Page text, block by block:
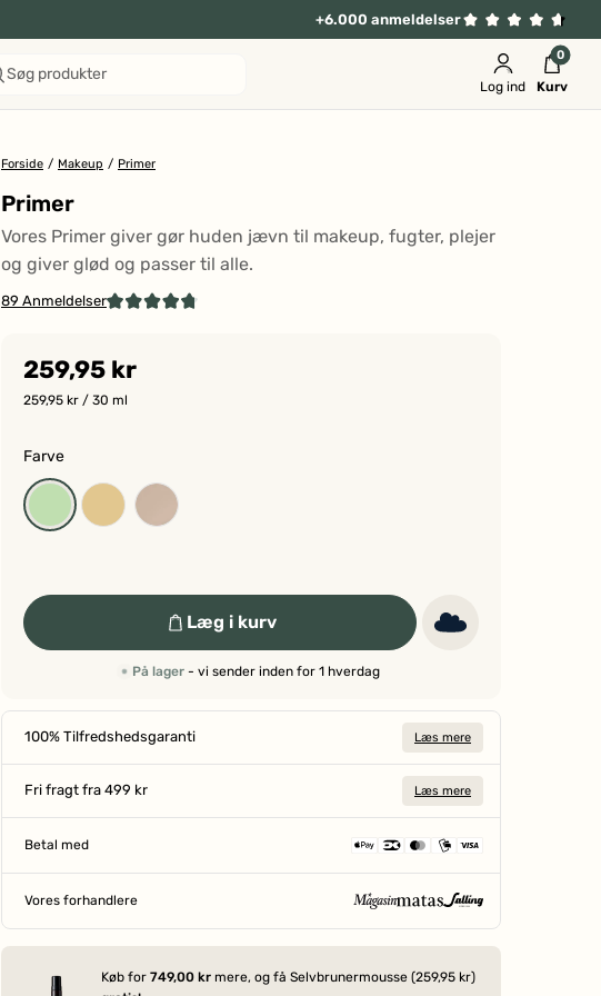
+6.000 anmeldelser
Søg produkter
Log ind
0
Kurv
Forside / Makeup / Primer
Primer
Vores Primer giver gør huden jævn til makeup, fugter, plejer
og giver glød og passer til alle.
Vurderet
af
stjerner
89 Anmeldelser
259,95 kr
259,95 kr / 30 ml
Farve
Læg i kurv
På lager - vi sender inden for 1 hverdag
100% Tilfredshedsgaranti Læs mere
Fri fragt fra 499 kr Læs mere
Betal med
Vores forhandlere SIDEN 1906
Køb for 749,00 kr mere, og få Selvbrunermousse (259,95 kr)